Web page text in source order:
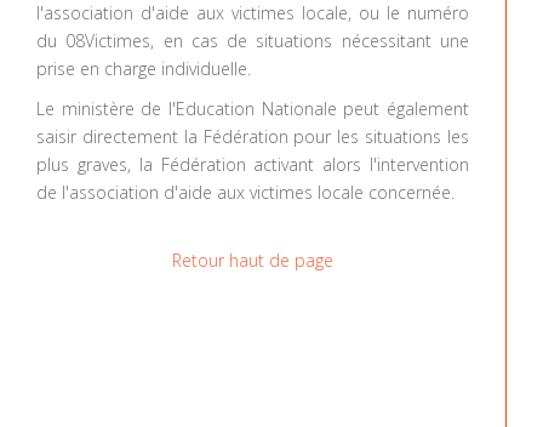
l'association d'aide aux victimes locale, ou le numéro
du 08Victimes, en cas de situations nécessitant une
prise en charge individuelle.
Le ministère de l'Education Nationale peut également
saisir directement la Fédération pour les situations les
plus graves, la Fédération activant alors l'intervention
de l'association d'aide aux victimes locale concernée.
Retour haut de page